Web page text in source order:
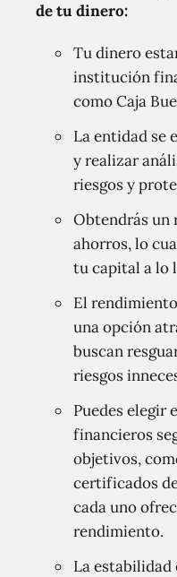
de tu dinero:
Tu dinero
institución
como Caja
La entidad se
y realizar
riesgos y
Obtendrás un
ahorros, lo
tu capital a lo
El
una opción
buscan
riesgos
Puedes elegir
financieros
objetivos,
certificados
cada uno
rendimiento.
La estabilidad